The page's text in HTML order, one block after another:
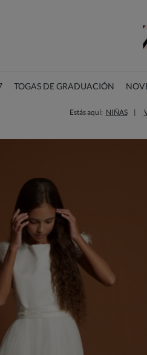
TOGAS DE GRADUACIÓN
Estás aquí: NIÑAS